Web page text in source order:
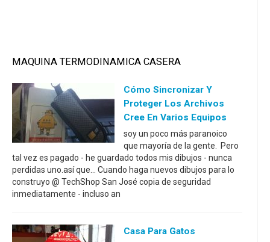
MAQUINA TERMODINAMICA CASERA
Cómo Sincronizar Y
Proteger Los Archivos
Cree En Varios Equipos
soy un poco más paranoico
que mayoría de la gente. Pero
tal vez es pagado - he guardado todos mis dibujos - nunca
perdidas uno.así que... Cuando haga nuevos dibujos para lo
construyo @ TechShop San José copia de seguridad
inmediatamente - incluso an
Casa Para Gatos